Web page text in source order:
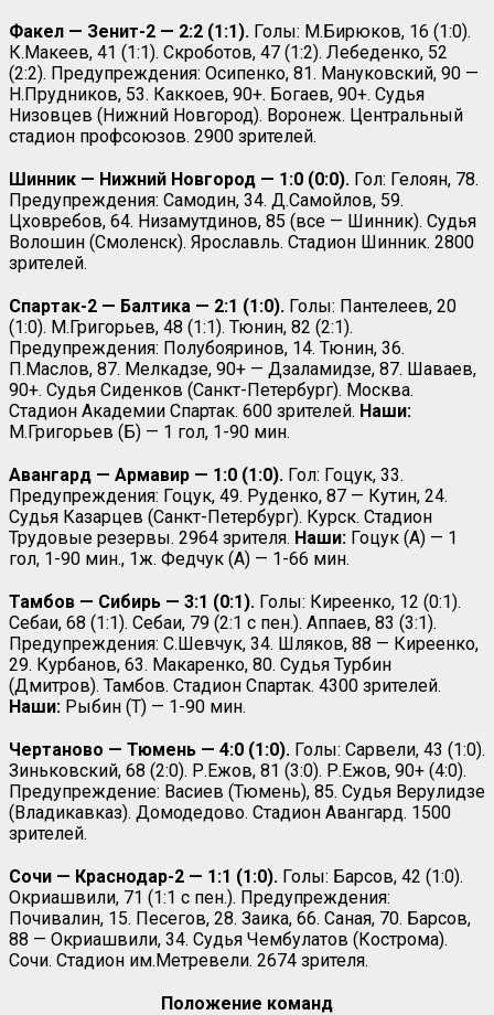
Факел — Зенит-2 — 2:2 (1:1). Голы: М.Бирюков, 16 (1:0).
К.Макеев, 41 (1:1). Скроботов, 47 (1:2). Лебеденко, 52
(2:2). Предупреждения: Осипенко, 81. Мануковский, 90 —
Н.Прудников, 53. Каккоев, 90+. Богаев, 90+. Судья
Низовцев (Нижний Новгород). Воронеж. Центральный
стадион профсоюзов. 2900 зрителей.
Шинник — Нижний Новгород — 1:0 (0:0). Гол: Гелоян, 78.
Предупреждения: Самодин, 34. Д.Самойлов, 59.
Цховребов, 64. Низамутдинов, 85 (все — Шинник). Судья
Волошин (Смоленск). Ярославль. Стадион Шинник. 2800
зрителей.
Спартак-2 — Балтика — 2:1 (1:0). Голы: Пантелеев, 20
(1:0). М.Григорьев, 48 (1:1). Тюнин, 82 (2:1).
Предупреждения: Полубояринов, 14. Тюнин, 36.
П.Маслов, 87. Мелкадзе, 90+ — Дзаламидзе, 87. Шаваев,
90+. Судья Сиденков (Санкт-Петербург). Москва.
Стадион Академии Спартак. 600 зрителей. Наши:
М.Григорьев (Б) — 1 гол, 1-90 мин.
Авангард — Армавир — 1:0 (1:0). Гол: Гоцук, 33.
Предупреждения: Гоцук, 49. Руденко, 87 — Кутин, 24.
Судья Казарцев (Санкт-Петербург). Курск. Стадион
Трудовые резервы. 2964 зрителя. Наши: Гоцук (А) — 1
гол, 1-90 мин., 1ж. Федчук (А) — 1-66 мин.
Тамбов — Сибирь — 3:1 (0:1). Голы: Киреенко, 12 (0:1).
Себаи, 68 (1:1). Себаи, 79 (2:1 с пен.). Аппаев, 83 (3:1).
Предупреждения: С.Шевчук, 34. Шляков, 88 — Киреенко,
29. Курбанов, 63. Макаренко, 80. Судья Турбин
(Дмитров). Тамбов. Стадион Спартак. 4300 зрителей.
Наши: Рыбин (Т) — 1-90 мин.
Чертаново — Тюмень — 4:0 (1:0). Голы: Сарвели, 43 (1:0).
Зиньковский, 68 (2:0). Р.Ежов, 81 (3:0). Р.Ежов, 90+ (4:0).
Предупреждение: Васиев (Тюмень), 85. Судья Верулидзе
(Владикавказ). Домодедово. Стадион Авангард. 1500
зрителей.
Сочи — Краснодар-2 — 1:1 (1:0). Голы: Барсов, 42 (1:0).
Окриашвили, 71 (1:1 с пен.). Предупреждения:
Почивалин, 15. Песегов, 28. Заика, 66. Саная, 70. Барсов,
88 — Окриашвили, 34. Судья Чембулатов (Кострома).
Сочи. Стадион им.Метревели. 2674 зрителя.
Положение команд